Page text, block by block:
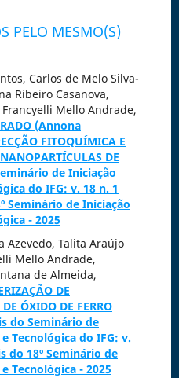
PELO MESMO(S)
Carlos de Melo Silva-
Ribeiro Casanova,
Mello Andrade,
(Annona
FITOQUÍMICA E
DE
de Iniciação
do IFG: v. 18 n. 1
Seminário de Iniciação
- 2025
Azevedo, Talita Araújo
Mello Andrade,
de Almeida,
DE
ÓXIDO DE FERRO
do Seminário de
Tecnológica do IFG: v.
do 18º Seminário de
Tecnológica - 2025